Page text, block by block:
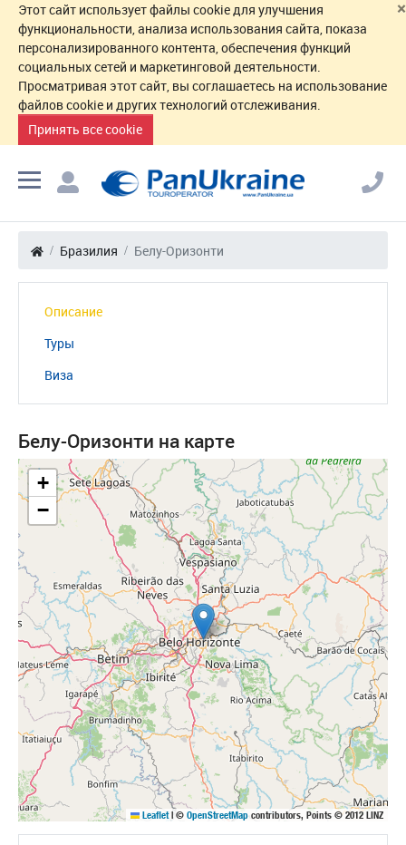
×
Этот сайт использует файлы cookie для улучшения
функциональности, анализа использования сайта, показа
персонализированного контента, обеспечения функций
социальных сетей и маркетинговой деятельности.
Просматривая этот сайт, вы соглашаетесь на использование
файлов cookie и других технологий отслеживания.
Принять все cookie
Бразилия Белу-Оризонти
Описание
Туры
Виза
Белу-Оризонти на карте
+
−
Leaflet | ©OpenStreetMap contributors, Points © 2012 LINZ